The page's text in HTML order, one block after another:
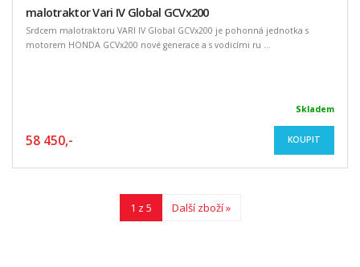
malotraktor Vari IV Global GCVx200
Srdcem malotraktoru VARI IV Global GCVx200 je pohonná jednotka s
motorem HONDA GCVx200 nové generace a s vodicími ru ...
Skladem
58 450,- KOUPIT
1 z 5 Další zboží »